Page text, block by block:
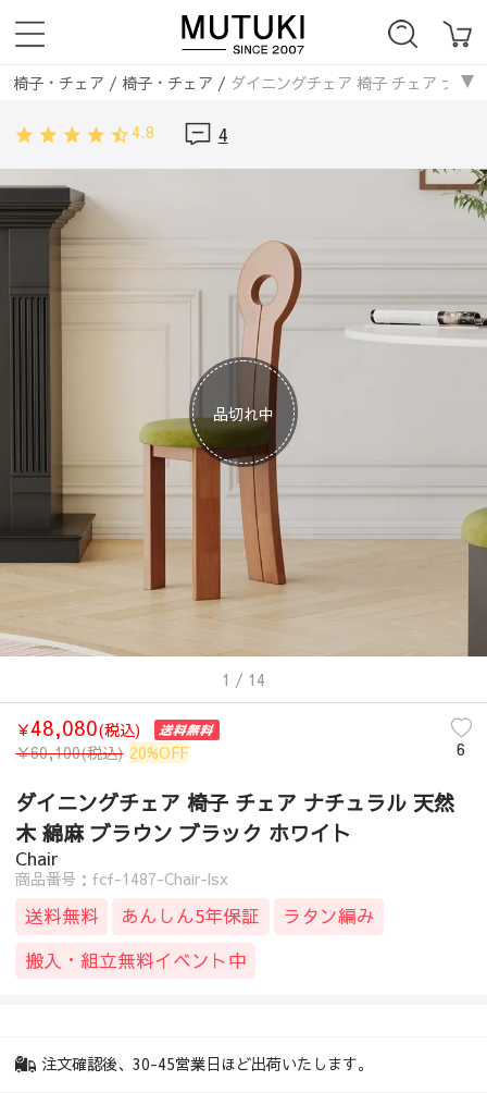
椅子・チェア / 椅子・チェア / ダイニングチェア 椅子 チェア ナチ
4.8 4
品切れ中
1 / 14
￥48,080(税込)
￥60,100(税込) 20%OFF 6
ダイニングチェア 椅子 チェア ナチュラル 天然
木 綿麻 ブラウン ブラック ホワイト
Chair
商品番号：fcf-1487-Chair-lsx
送料無料 あんしん5年保証
ラタン編み
搬入・組立無料イベント中
注文確認後、30-45営業日ほど出荷いたします。